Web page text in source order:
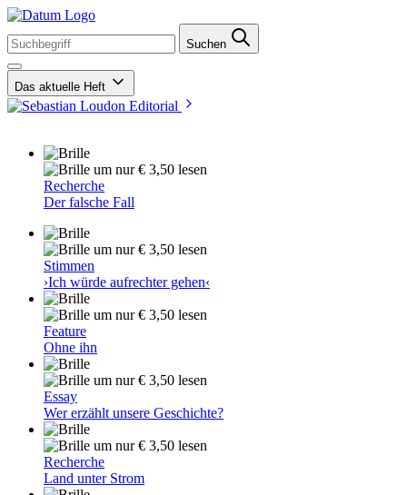
Suchen
Das aktuelle Heft
Editorial
um nur € 3,50 lesen
Recherche
Der falsche Fall
um nur € 3,50 lesen
Stimmen
›Ich würde aufrechter gehen‹
um nur € 3,50 lesen
Feature
Ohne ihn
um nur € 3,50 lesen
Essay
Wer erzählt unsere Geschichte?
um nur € 3,50 lesen
Recherche
Land unter Strom